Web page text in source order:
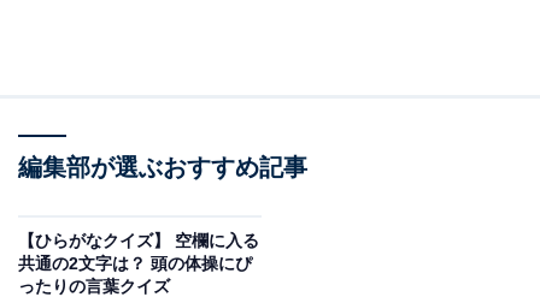
の起点。業務を行う部屋。そして、雨上がりの紫陽花の
葉の上などをゆっくりと這いながら進んでいく小さな生
編集部が選ぶおすすめ記事
【ひらがなクイズ】 空欄に入る
共通の2文字は？ 頭の体操にぴ
ったりの言葉クイズ